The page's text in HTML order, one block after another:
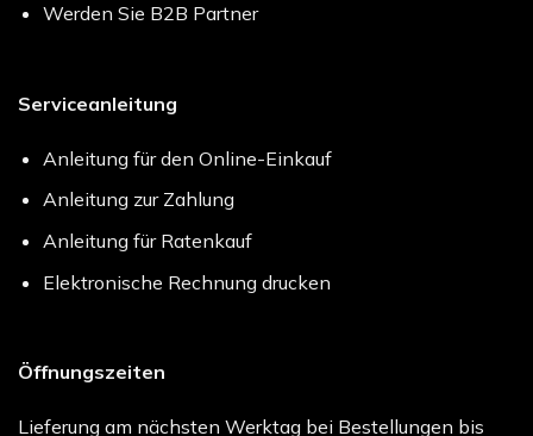
Werden Sie B2B Partner
Serviceanleitung
Anleitung für den Online-Einkauf
Anleitung zur Zahlung
Anleitung für Ratenkauf
Elektronische Rechnung drucken
Öffnungszeiten
Lieferung am nächsten Werktag bei Bestellungen bis